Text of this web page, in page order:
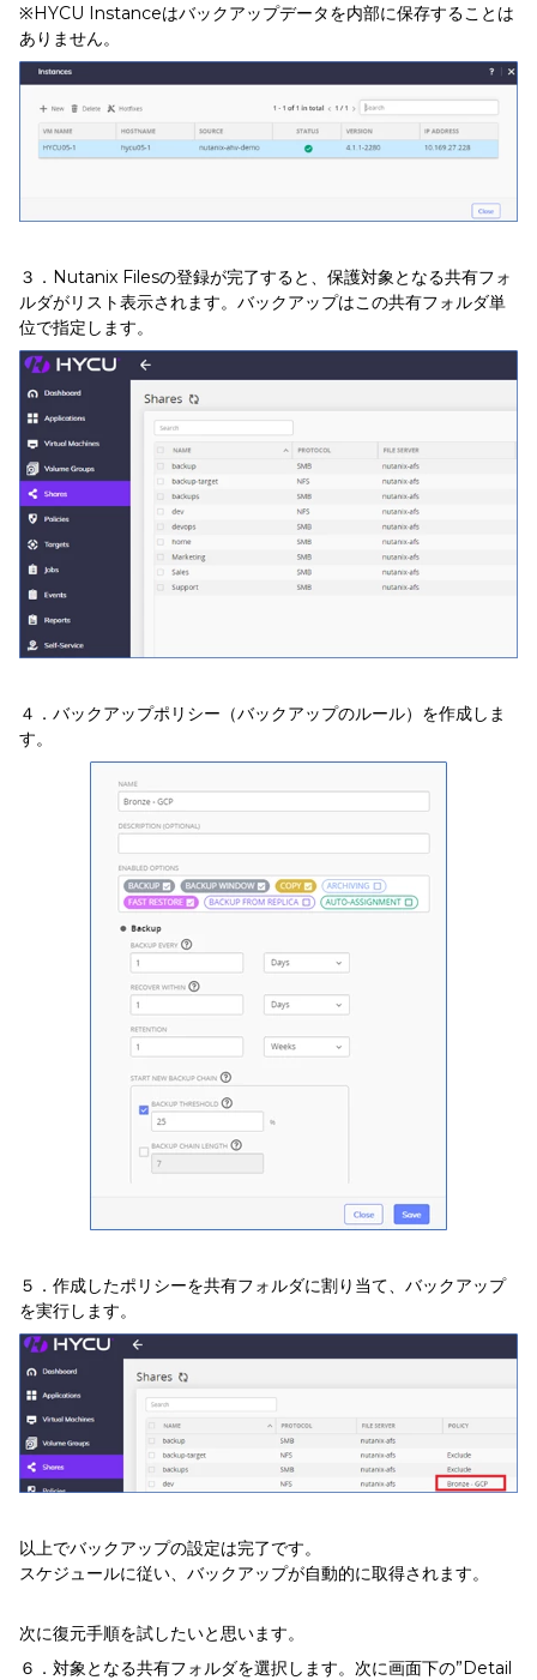
※HYCU Instanceはバックアップデータを内部に保存することは
ありません。
３．Nutanix Filesの登録が完了すると、保護対象となる共有フォ
ルダがリスト表示されます。バックアップはこの共有フォルダ単
位で指定します。
４．バックアップポリシー（バックアップのルール）を作成しま
す。
５．作成したポリシーを共有フォルダに割り当て、バックアップ
を実行します。
以上でバックアップの設定は完了です。
スケジュールに従い、バックアップが自動的に取得されます。
次に復元手順を試したいと思います。
６．対象となる共有フォルダを選択します。次に画面下の”Detail